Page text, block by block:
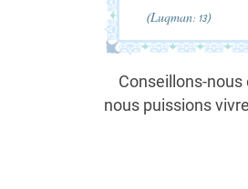
(Luqman: 13)
Conseillons-
nous puissions